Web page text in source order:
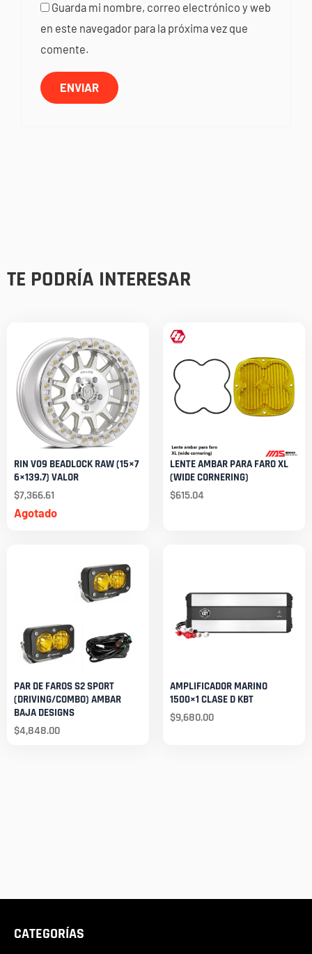
Guarda mi nombre, correo electrónico y web
en este navegador para la próxima vez que
comente.
TE PODRÍA INTERESAR
Agotado
RIN V09 BEADLOCK RAW (15×7
6×139.7) VALOR
$7,366.61
LENTE AMBAR PARA FARO XL
(WIDE CORNERING)
$615.04
PAR DE FAROS S2 SPORT
(DRIVING/COMBO) AMBAR
BAJA DESIGNS
$4,848.00
AMPLIFICADOR MARINO
1500×1 CLASE D KBT
$9,680.00
CATEGORÍAS